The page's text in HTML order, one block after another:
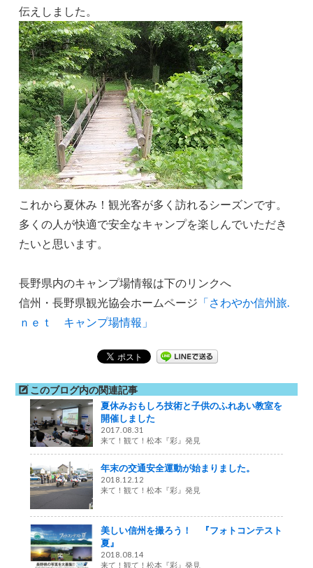
伝えしました。
これから夏休み！観光客が多く訪れるシーズンです。
多くの人が快適で安全なキャンプを楽しんでいただき
たいと思います。
長野県内のキャンプ場情報は下のリンクへ
信州・長野県観光協会ホームページ 「さわやか信州旅.
ｎｅｔ キャンプ場情報」
このブログ内の関連記事
夏休みおもしろ技術と子供のふれあい教室を
開催しました
2017.08.31
来て！観て！松本『彩』発見
年末の交通安全運動が始まりました。
2018.12.12
来て！観て！松本『彩』発見
美しい信州を撮ろう！ 『フォトコンテスト
夏』
2018.08.14
来て！観て！松本『彩』発見